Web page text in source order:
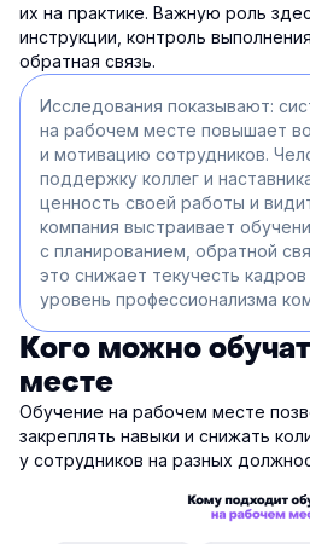
их на практике. Важную роль
инструкции, контроль
обратная связь.
Исследования показывают:
на рабочем месте повышает
и мотивацию сотрудников.
поддержку коллег и
ценность своей работы и
компания выстраивает
с планированием, обратной
это снижает текучесть
уровень профессионализма
Кого можно
месте
Обучение на рабочем месте
закреплять навыки и снижать
у сотрудников на разных